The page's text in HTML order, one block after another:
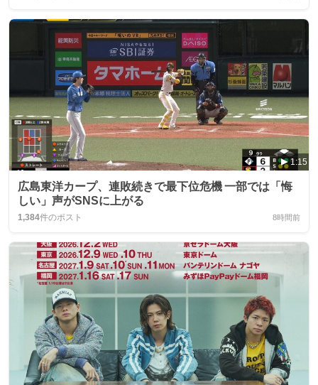
1:15
広島東洋カープ、連敗続きで最下位危機 一部では「悔
しい」声がSNSに上がる
1,384件のポスト 8時間前